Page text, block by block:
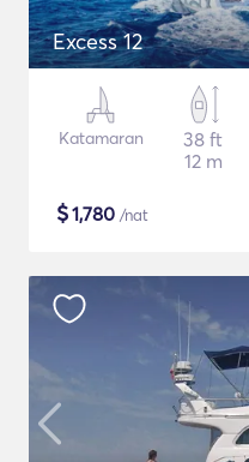
Excess 12
Katamaran
38 ft
12 m
$1,780 /nat